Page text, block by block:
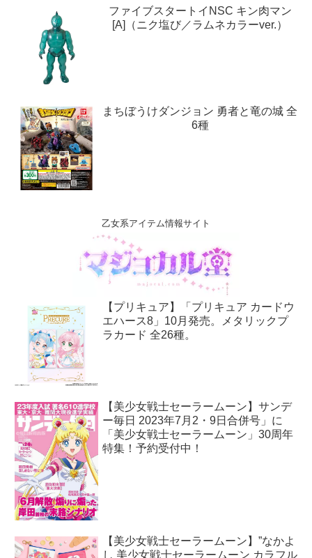
ファイブスタートイNSC キン肉マン
[A]（ニク塩び／ラムネカラーver.）
まちぼうけダンジョン 勇者と竜の城 全
6種
乙女系アイテム情報サイト
【プリキュア】「プリキュア カードウ
エハース8」10月発売。メタリックプ
ラカード 全26種。
【美少女戦士セーラームーン】サンデ
ー毎日 2023年7月2・9日合併号」に
「美少女戦士セーラームーン」30周年
特集！予約受付中！
【美少女戦士セーラームーン】”なかよ
し 美少女戦士セーラームーン カラフル